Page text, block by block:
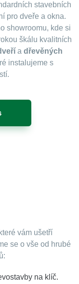
stavebních
pro dveře a okna.
showroomu, kde si
škálu kvalitních
a dřevěných
instalujeme s
vám ušetří
se o vše od hrubé
na klíč.